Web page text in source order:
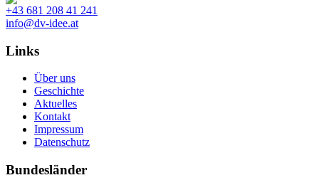
+43 681 208 41 241
info@dv-idee.at
Links
Über uns
Geschichte
Aktuelles
Kontakt
Impressum
Datenschutz
Bundesländer